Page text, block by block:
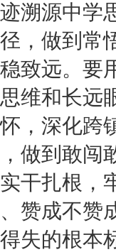
溯源中学
，做到常
致远。要
维和长远
，深化跨
做到敢闯
干扎根，
赞成不赞
失的根本